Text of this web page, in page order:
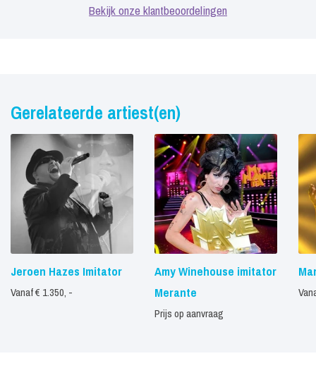
Bekijk onze klantbeoordelingen
Gerelateerde artiest(en)
Jeroen Hazes Imitator
Vanaf € 1.350, -
Amy Winehouse imitator
Merante
Prijs op aanvraag